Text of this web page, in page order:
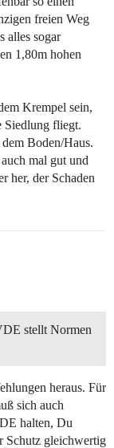
freien Weg
alles sogar
1,80m hohen
Krempel sein,
Siedlung fliegt.
Boden/Haus.
mal gut und
her, der Schaden
stellt Normen
heraus. Für
sich auch
halten, Du
Schutz gleichwertig